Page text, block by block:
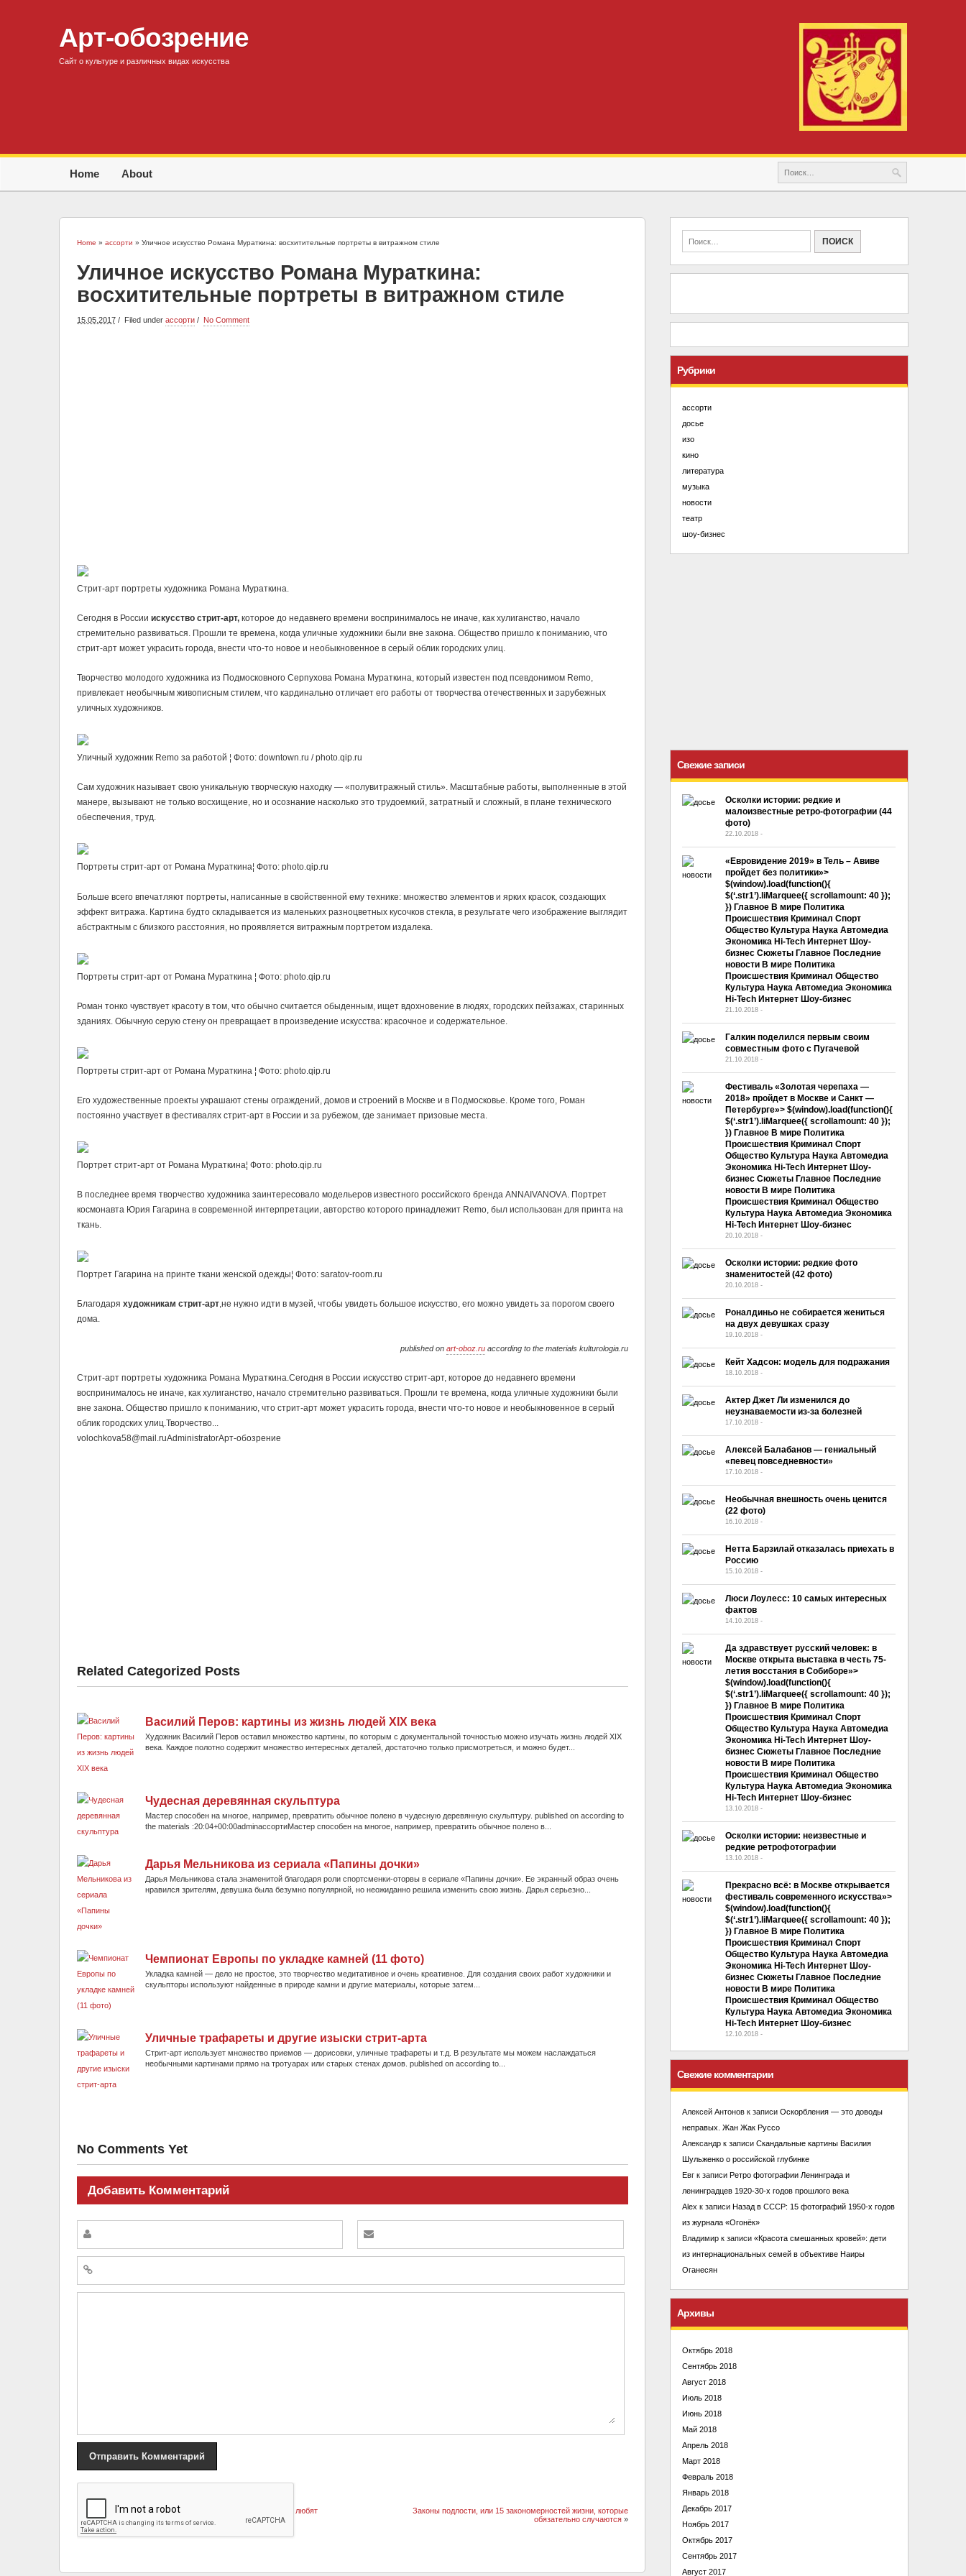
Арт-обозрение
Сайт о культуре и различных видах искусства
Home About
Home » ассорти » Уличное искусство Романа Мураткина: восхитительные портреты в витражном стиле
Уличное искусство Романа Мураткина:
восхитительные портреты в витражном стиле
15.05.2017 Filed under ассорти No Comment
Стрит-арт портреты художника Романа Мураткина.
Сегодня в России искусство стрит-арт,которое до недавнего времени воспринималось не иначе, как хулиганство, начало
стремительно развиваться. Прошли те времена, когда уличные художники были вне закона. Общество пришло к пониманию, что
стрит-арт может украсить города, внести что-то новое и необыкновенное в серый облик городских улиц.
Творчество молодого художника из Подмосковного Серпухова Романа Мураткина, который известен под псевдонимом Remo,
привлекает необычным живописным стилем, что кардинально отличает его работы от творчества отечественных и зарубежных
уличных художников.
Уличный художник Remo за работой ¦ Фото: downtown.ru / photo.qip.ru
Сам художник называет свою уникальную творческую находку — «полувитражный стиль». Масштабные работы, выполненные в этой
манере, вызывают не только восхищение, но и осознание насколько это трудоемкий, затратный и сложный, в плане технического
обеспечения, труд.
Портреты стрит-арт от Романа Мураткина¦ Фото: photo.qip.ru
Больше всего впечатляют портреты, написанные в свойственной ему технике: множество элементов и ярких красок, создающих
эффект витража. Картина будто складывается из маленьких разноцветных кусочков стекла, в результате чего изображение выглядит
абстрактным с близкого расстояния, но проявляется витражным портретом издалека.
Портреты стрит-арт от Романа Мураткина ¦ Фото: photo.qip.ru
Роман тонко чувствует красоту в том, что обычно считается обыденным, ищет вдохновение в людях, городских пейзажах, старинных
зданиях. Обычную серую стену он превращает в произведение искусства: красочное и содержательное.
Портреты стрит-арт от Романа Мураткина ¦ Фото: photo.qip.ru
Его художественные проекты украшают стены ограждений, домов и строений в Москве и в Подмосковье. Кроме того, Роман
постоянно участвует в фестивалях стрит-арт в России и за рубежом, где занимает призовые места.
Портрет стрит-арт от Романа Мураткина¦ Фото: photo.qip.ru
В последнее время творчество художника заинтересовало модельеров известного российского бренда ANNAIVANOVА. Портрет
космонавта Юрия Гагарина в современной интерпретации, авторство которого принадлежит Remo, был использован для принта на
ткань.
Портрет Гагарина на принте ткани женской одежды¦ Фото: saratov-room.ru
Благодаря художникам стрит-арт,не нужно идти в музей, чтобы увидеть большое искусство, его можно увидеть за порогом своего
дома.
published on art-oboz.ruaccording to the materials kulturologia.ru
Стрит-арт портреты художника Романа Мураткина.Сегодня в России искусство стрит-арт, которое до недавнего времени
воспринималось не иначе, как хулиганство, начало стремительно развиваться. Прошли те времена, когда уличные художники были
вне закона. Общество пришло к пониманию, что стрит-арт может украсить города, внести что-то новое и необыкновенное в серый
облик городских улиц.Творчество...
volochkova58@mail.ruAdministratorАрт-обозрение
Related Categorized Posts
Василий Перов: картины из жизнь людей XIX века
Художник Василий Перов оставил множество картины, по которым с документальной точностью можно изучать жизнь людей XIX
века. Каждое полотно содержит множество интересных деталей, достаточно только присмотреться, и можно будет...
Чудесная деревянная скульптура
Мастер способен на многое, например, превратить обычное полено в чудесную деревянную скульптуру. published on according to
the materials :20:04+00:00adminассортиМастер способен на многое, например, превратить обычное полено в...
Дарья Мельникова из сериала «Папины дочки»
Дарья Мельникова стала знаменитой благодаря роли спортсменки-оторвы в сериале «Папины дочки». Ее экранный образ очень
нравился зрителям, девушка была безумно популярной, но неожиданно решила изменить свою жизнь. Дарья серьезно...
Чемпионат Европы по укладке камней (11 фото)
Укладка камней — дело не простое, это творчество медитативное и очень креативное. Для создания своих работ художники и
скульпторы используют найденные в природе камни и другие материалы, которые затем...
Уличные трафареты и другие изыски стрит-арта
Стрит-арт использует множество приемов — дорисовки, уличные трафареты и т.д. В результате мы можем наслаждаться
необычными картинами прямо на тротуарах или старых стенах домов. published on according to...
No Comments Yet
Добавить Комментарий
«Знаменитые и … голые»: фотографии «звёзд», которые любят
шокировать публику откровенными нарядами
Законы подлости, или 15 закономерностей жизни, которые
обязательно случаются»
Рубрики
ассорти
досье
изо
кино
литература
музыка
новости
театр
шоу-бизнес
Свежие записи
Осколки истории: редкие и
малоизвестные ретро-фотографии (44
фото)
22.10.2018-
«Евровидение 2019» в Тель – Авиве
пройдет без политики»>
$(window).load(function(){
$(‘.str1’).liMarquee({ scrollamount: 40 });
}) Главное В мире Политика
Происшествия Криминал Спорт
Общество Культура Наука Автомедиа
Экономика Hi-Tech Интернет Шоу-
бизнес Сюжеты Главное Последние
новости В мире Политика
Происшествия Криминал Общество
Культура Наука Автомедиа Экономика
Hi-Tech Интернет Шоу-бизнес
21.10.2018-
Галкин поделился первым своим
совместным фото с Пугачевой
21.10.2018-
Фестиваль «Золотая черепаха —
2018» пройдет в Москве и Санкт —
Петербурге»> $(window).load(function(){
$(‘.str1’).liMarquee({ scrollamount: 40 });
}) Главное В мире Политика
Происшествия Криминал Спорт
Общество Культура Наука Автомедиа
Экономика Hi-Tech Интернет Шоу-
бизнес Сюжеты Главное Последние
новости В мире Политика
Происшествия Криминал Общество
Культура Наука Автомедиа Экономика
Hi-Tech Интернет Шоу-бизнес
20.10.2018-
Осколки истории: редкие фото
знаменитостей (42 фото)
20.10.2018-
Роналдиньо не собирается жениться
на двух девушках сразу
19.10.2018-
Кейт Хадсон: модель для подражания
18.10.2018-
Актер Джет Ли изменился до
неузнаваемости из-за болезней
17.10.2018-
Алексей Балабанов — гениальный
«певец повседневности»
17.10.2018-
Необычная внешность очень ценится
(22 фото)
16.10.2018-
Нетта Барзилай отказалась приехать в
Россию
15.10.2018-
Люси Лоулесс: 10 самых интересных
фактов
14.10.2018-
Да здравствует русский человек: в
Москве открыта выставка в честь 75-
летия восстания в Собиборе»>
$(window).load(function(){
$(‘.str1’).liMarquee({ scrollamount: 40 });
}) Главное В мире Политика
Происшествия Криминал Спорт
Общество Культура Наука Автомедиа
Экономика Hi-Tech Интернет Шоу-
бизнес Сюжеты Главное Последние
новости В мире Политика
Происшествия Криминал Общество
Культура Наука Автомедиа Экономика
Hi-Tech Интернет Шоу-бизнес
13.10.2018-
Осколки истории: неизвестные и
редкие ретрофотографии
13.10.2018-
Прекрасно всё: в Москве открывается
фестиваль современного искусства»>
$(window).load(function(){
$(‘.str1’).liMarquee({ scrollamount: 40 });
}) Главное В мире Политика
Происшествия Криминал Спорт
Общество Культура Наука Автомедиа
Экономика Hi-Tech Интернет Шоу-
бизнес Сюжеты Главное Последние
новости В мире Политика
Происшествия Криминал Общество
Культура Наука Автомедиа Экономика
Hi-Tech Интернет Шоу-бизнес
12.10.2018-
Свежие комментарии
Алексей Антонов к записиОскорбления — это доводы
неправых. Жан Жак Руссо
Александр к записиСкандальные картины Василия
Шульженко о российской глубинке
Евг к записиРетро фотографии Ленинграда и
ленинградцев 1920-30-х годов прошлого века
Alex к записиНазад в СССР: 15 фотографий 1950-х годов
из журнала «Огонёк»
Владимир к записи«Красота смешанных кровей»: дети
из интернациональных семей в объективе Наиры
Оганесян
Архивы
Октябрь 2018
Сентябрь 2018
Август 2018
Июль 2018
Июнь 2018
Май 2018
Апрель 2018
Март 2018
Февраль 2018
Январь 2018
Декабрь 2017
Ноябрь 2017
Октябрь 2017
Сентябрь 2017
Август 2017